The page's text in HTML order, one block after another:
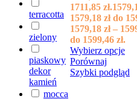
terracotta
zielony
piaskowy
dekor
kamień
mocca
1711,85 zł.
1579,18 zł do
1579,18 zł –
do 1599,46 zł.
Wybierz opcje
Porównaj
Szybki podgląd